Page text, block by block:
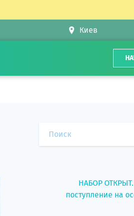
НАБОР ОТКРЫТ.
поступление на